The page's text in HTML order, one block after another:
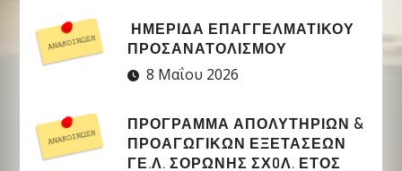
ΗΜΕΡΙΔΑ ΕΠΑΓΓΕΛΜΑΤΙΚΟΥ
ΠΡΟΣΑΝΑΤΟΛΙΣΜΟΥ
8 Μαΐου 2026
ΠΡΟΓΡΑΜΜΑ ΑΠΟΛΥΤΗΡΙΩΝ &
ΠΡΟΑΓΩΓΙΚΩΝ ΕΞΕΤΑΣΕΩΝ
ΓΕ.Λ. ΣΟΡΩΝΗΣ ΣΧOΛ. ΕΤΟΣ